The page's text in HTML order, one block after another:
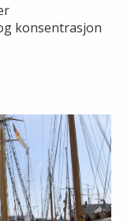
konsentrasjon